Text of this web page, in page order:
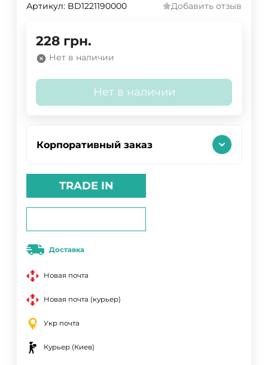
Артикул: BD1221190000 Добавить отзыв
228 грн.
Нет в наличии
Нет в наличии
Корпоративный заказ
TRADE IN
Доставка
Новая почта
Новая почта (курьер)
Укр почта
Курьер (Киев)